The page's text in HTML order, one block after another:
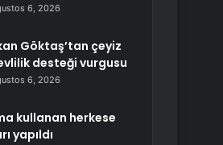
6, 2026
Göktaş’tan çeyiz
desteği vurgusu
6, 2026
kullanan herkese
yapıldı